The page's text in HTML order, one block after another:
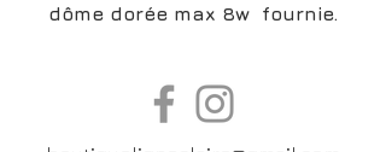
dôme dorée max 8w fournie.